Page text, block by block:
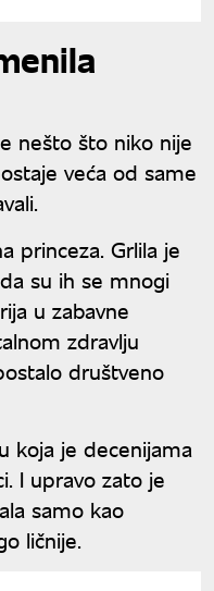
nešto što niko nije
veća od same
princeza. Grlila je
su ih se mnogi
u zabavne
zdravlju
društveno
koja je decenijama
I upravo zato je
samo kao
ličnije.